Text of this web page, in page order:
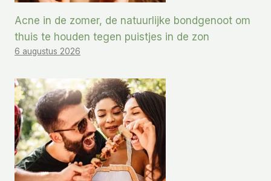
Acne in de zomer, de natuurlijke bondgenoot om
thuis te houden tegen puistjes in de zon
6 augustus 2026